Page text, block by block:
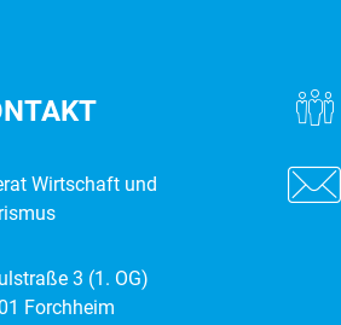
Wirtschaft und
3 (1. OG)
Forchheim